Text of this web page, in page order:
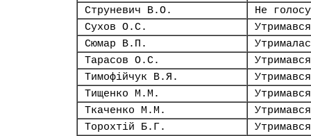
Струневич В.О.
Не
Сухов О.С.
Утримався
Сюмар В.П.
Тарасов О.С.
Утримався
Тимофійчук В.Я.
Утримався
Тищенко М.М.
Утримався
Ткаченко М.М.
Утримався
Торохтій Б.Г.
Утримався